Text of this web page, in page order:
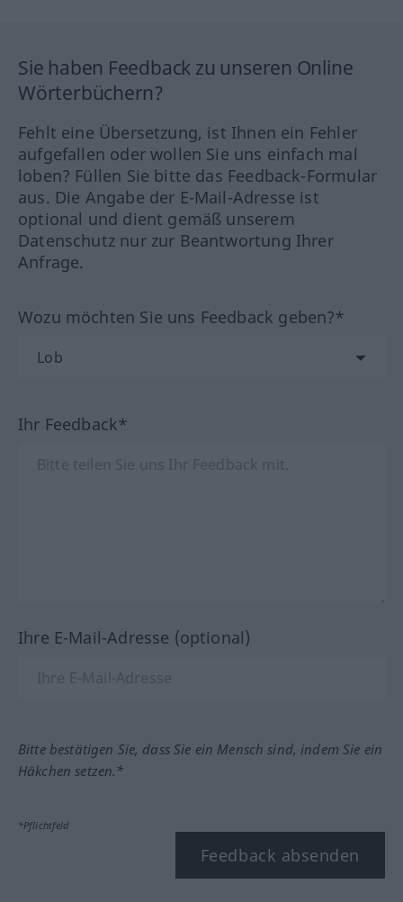
Sie haben Feedback zu unseren Online
Wörterbüchern?
Fehlt eine Übersetzung, ist Ihnen ein Fehler
aufgefallen oder wollen Sie uns einfach mal
loben? Füllen Sie bitte das Feedback-Formular
aus. Die Angabe der E-Mail-Adresse ist
optional und dient gemäß unserem
Datenschutz nur zur Beantwortung Ihrer
Anfrage.
Wozu möchten Sie uns Feedback geben?*
Ihr Feedback*
Ihre E-Mail-Adresse (optional)
Bitte bestätigen Sie, dass Sie ein Mensch sind, indem Sie ein
Häkchen setzen.*
*Pflichtfeld
Feedback absenden